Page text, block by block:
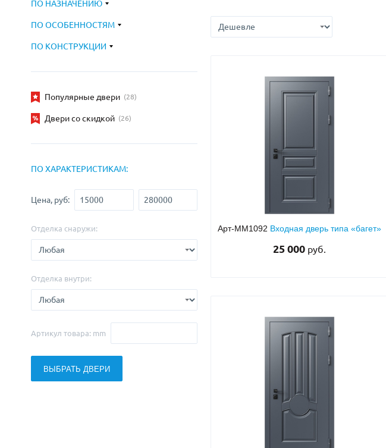
С выдавленным рисунком
С металлобагетом
С реечным дизайном(29)
Для бани
Для электрощитовой(14)
В лифтовые холлы(23)
ПО НАЗНАЧЕНИЮ
ПО ОСОБЕННОСТЯМ
ПО КОНСТРУКЦИИ
Популярные двери (28)
Двери со скидкой (26)
ПО ХАРАКТЕРИСТИКАМ:
Цена, руб:
Отделка снаружи:
Отделка внутри:
Артикул товара: mm
ВЫБРАТЬ ДВЕРИ
Арт-ММ1092 Входная дверь типа «багет»
25 000 руб.